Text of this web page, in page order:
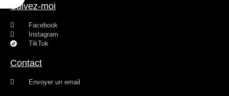
Suivez-moi
Facebook
Instagram
TikTok
Contact
Envoyer un email